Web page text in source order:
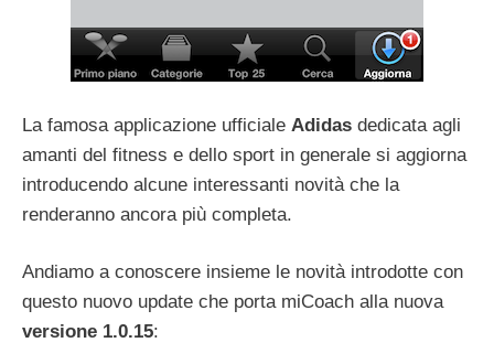
La famosa applicazione ufficiale Adidas dedicata agli
amanti del fitness e dello sport in generale si aggiorna
introducendo alcune interessanti novità che la
renderanno ancora più completa.
Andiamo a conoscere insieme le novità introdotte con
questo nuovo update che porta miCoach alla nuova
versione 1.0.15: